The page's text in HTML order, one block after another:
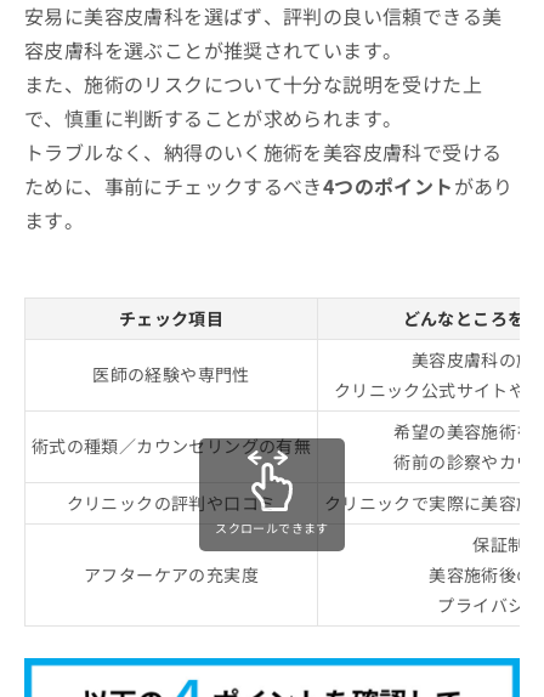
安易に美容皮膚科を選ばず、評判の良い信頼できる美
容皮膚科を選ぶことが推奨されています。
また、施術のリスクについて十分な説明を受けた上
で、慎重に判断することが求められます。
トラブルなく、納得のいく施術を美容皮膚科で受ける
ために、事前にチェックするべき4つのポイントがあり
ます。
チェック項目 どんなところを
医師の経験や専門性
美容皮膚科の施
クリニック公式サイトや
術式の種類／カウンセリングの有無
希望の美容施術を
術前の診察やカウ
クリニックの評判や口コミ
クリニックで実際に美容施
アフターケアの充実度
保証制
美容施術後の
プライバシ
スクロールできます